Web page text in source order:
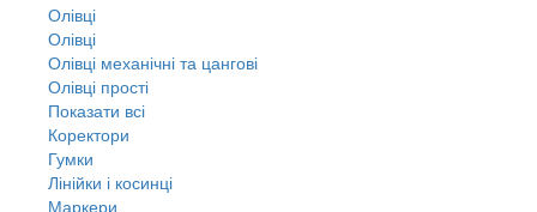
Олівці
Олівці
Олівці механічні та цангові
Олівці прості
Показати всі
Коректори
Гумки
Лінійки і косинці
Маркери